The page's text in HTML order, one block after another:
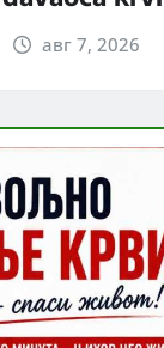
авг 7, 2026